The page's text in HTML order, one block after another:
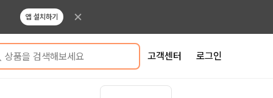
앱 설치하기
상품을 검색해보세요 고객센터 로그인